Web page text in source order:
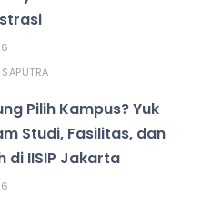
Pilih Kampus? Yuk
Studi, Fasilitas, dan
di IISIP Jakarta